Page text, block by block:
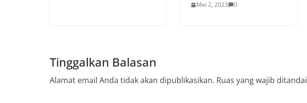
Mei 2, 2023 0
Tinggalkan Balasan
Alamat email Anda tidak akan dipublikasikan. Ruas yang wajib ditandai